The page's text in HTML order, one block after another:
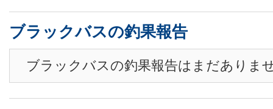
ブラックバスの釣果報告
ブラックバスの釣果報告はまだありま